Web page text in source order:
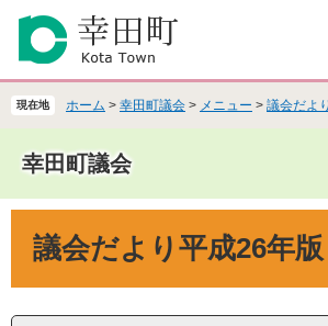
の
。
ー
て
現在地 ホーム > 幸田町議会 > メニュー > 議会だより
幸田町議会
議会だより平成26年版